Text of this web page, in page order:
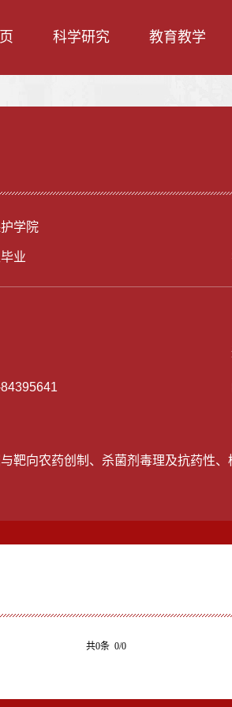
科学研究 教育教学
学院
业
靶向农药创制、杀菌剂毒理及抗药性
共0条 0/0